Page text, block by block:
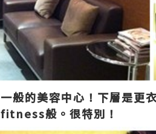
般的美容中心！下層是更
般。很特別！